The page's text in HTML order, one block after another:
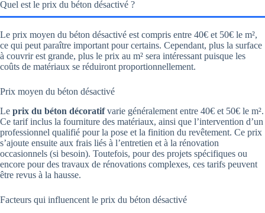
Quel est le prix du béton désactivé ?
Le prix moyen du béton désactivé est compris entre 40€ et 50€ le m²,
ce qui peut paraître important pour certains. Cependant, plus la surface
à couvrir est grande, plus le prix au m² sera intéressant puisque les
coûts de matériaux se réduiront proportionnellement.
Prix moyen du béton désactivé
Le prix du béton décoratifvarie généralement entre 40€ et 50€ le m².
Ce tarif inclus la fourniture des matériaux, ainsi que l’intervention d’un
professionnel qualifié pour la pose et la finition du revêtement. Ce prix
s’ajoute ensuite aux frais liés à l’entretien et à la rénovation
occasionnels (si besoin). Toutefois, pour des projets spécifiques ou
encore pour des travaux de rénovations complexes, ces tarifs peuvent
être revus à la hausse.
Facteurs qui influencent le prix du béton désactivé